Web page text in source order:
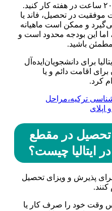
شما از نظر قانونی اجازه دارید ۲۰ ساعت در هفته کار کنید.
موفقیت در تحصیل، فاند یا
و ممکن است ماهیانه
اما این بودجه محدود است و
مطمئن باشید.
برای دانشجویان‌ایده‌آل
اقامت دائم و یا
کرد.
ترکیه،مراحل
اپلای
تحصیل در مقطع
ایتالیا چیست؟
برای پذیرش و ویزای تحصیل
کنند.
وقت خود را صرف کار یا